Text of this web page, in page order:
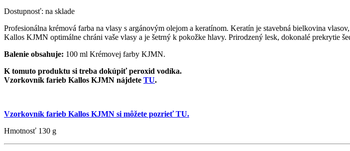
Dostupnosť: na sklade
Profesionálna krémová farba na vlasy s argánovým olejom a keratínom. Keratín je stavebná bielkovina
Kallos KJMN optimálne chráni vaše vlasy a je šetrný k pokožke hlavy. Prirodzený lesk, dokonalé prekrytie
Balenie obsahuje: 100 ml Krémovej farby KJMN.
K tomuto produktu si treba dokúpiť peroxid vodíka.
Vzorkovník farieb Kallos KJMN nájdete TU.
Vzorkovník farieb Kallos KJMN si môžete pozrieť TU.
Hmotnosť 130 g